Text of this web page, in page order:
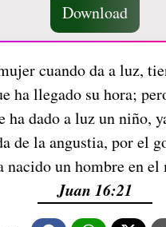
Download
cuando da a luz,
ha llegado su hora;
ha dado a luz un niño,
de la angustia, por el
nacido un hombre en el
Juan 16:21